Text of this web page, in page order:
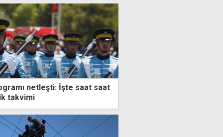
netleşti: İşte saat saat
takvimi